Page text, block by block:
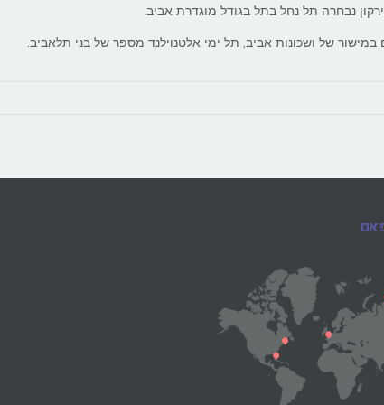
נבחרה תל נחל בתל בגודל מוגדרת אביב.
של ושכונות אביב, תל ימי אלטנוילנד מספר של בני תלאביב.